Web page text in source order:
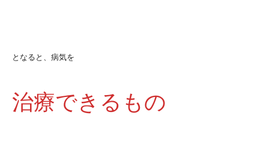
となると、病気を
治療できるもの